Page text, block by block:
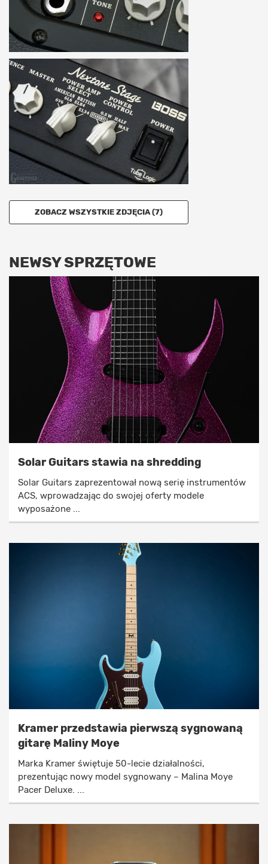
ZOBACZ WSZYSTKIE ZDJĘCIA (7)
NEWSY SPRZĘTOWE
Solar Guitars stawia na shredding
Solar Guitars zaprezentował nową serię instrumentów
ACS, wprowadzając do swojej oferty modele
wyposażone ...
Kramer przedstawia pierwszą sygnowaną
gitarę Maliny Moye
Marka Kramer świętuje 50-lecie działalności,
prezentując nowy model sygnowany – Malina Moye
Pacer Deluxe. ...